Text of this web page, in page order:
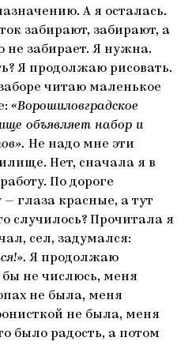
А я осталась.
забирают, забирают, а
не забирает. Я нужна.
Я продолжаю рисовать.
читаю маленькое
«Ворошиловградское
объявляет набор и
Не надо мне эти
Нет, сначала я в
По дороге
глаза красные, а тут
случилось? Прочитала я
сел, задумался:
Я продолжаю
бы не числюсь, меня
не была, меня
не была, меня
было радость, а потом